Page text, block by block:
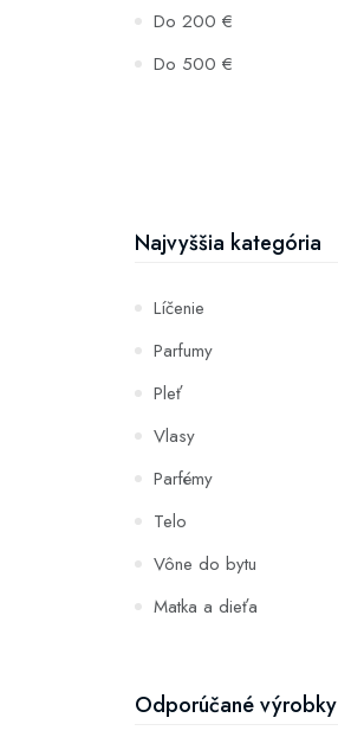
Do 200 €
Do 500 €
Najvyššia kategória
Líčenie
Parfumy
Pleť
Vlasy
Parfémy
Telo
Vône do bytu
Matka a dieťa
Hydratácia a výživa pleti
Odporúčané výrobky